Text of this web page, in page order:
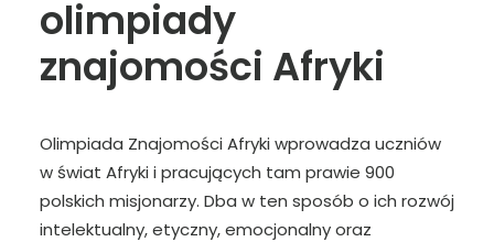
olimpiady
znajomości Afryki
Olimpiada Znajomości Afryki wprowadza uczniów
w świat Afryki i pracujących tam prawie 900
polskich misjonarzy. Dba w ten sposób o ich rozwój
intelektualny, etyczny, emocjonalny oraz